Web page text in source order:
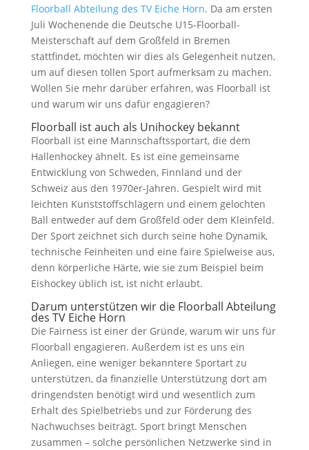
Floorball Abteilung des TV Eiche Horn. Da am ersten
Juli Wochenende die Deutsche U15-Floorball-
Meisterschaft auf dem Großfeld in Bremen
stattfindet, möchten wir dies als Gelegenheit nutzen,
um auf diesen tollen Sport aufmerksam zu machen.
Wollen Sie mehr darüber erfahren, was Floorball ist
und warum wir uns dafür engagieren?
Floorball ist auch als Unihockey bekannt
Floorball ist eine Mannschaftssportart, die dem
Hallenhockey ähnelt. Es ist eine gemeinsame
Entwicklung von Schweden, Finnland und der
Schweiz aus den 1970er-Jahren. Gespielt wird mit
leichten Kunststoffschlägern und einem gelochten
Ball entweder auf dem Großfeld oder dem Kleinfeld.
Der Sport zeichnet sich durch seine hohe Dynamik,
technische Feinheiten und eine faire Spielweise aus,
denn körperliche Härte, wie sie zum Beispiel beim
Eishockey üblich ist, ist nicht erlaubt.
Darum unterstützen wir die Floorball Abteilung
des TV Eiche Horn
Die Fairness ist einer der Gründe, warum wir uns für
Floorball engagieren. Außerdem ist es uns ein
Anliegen, eine weniger bekanntere Sportart zu
unterstützen, da finanzielle Unterstützung dort am
dringendsten benötigt wird und wesentlich zum
Erhalt des Spielbetriebs und zur Förderung des
Nachwuchses beiträgt. Sport bringt Menschen
zusammen – solche persönlichen Netzwerke sind in